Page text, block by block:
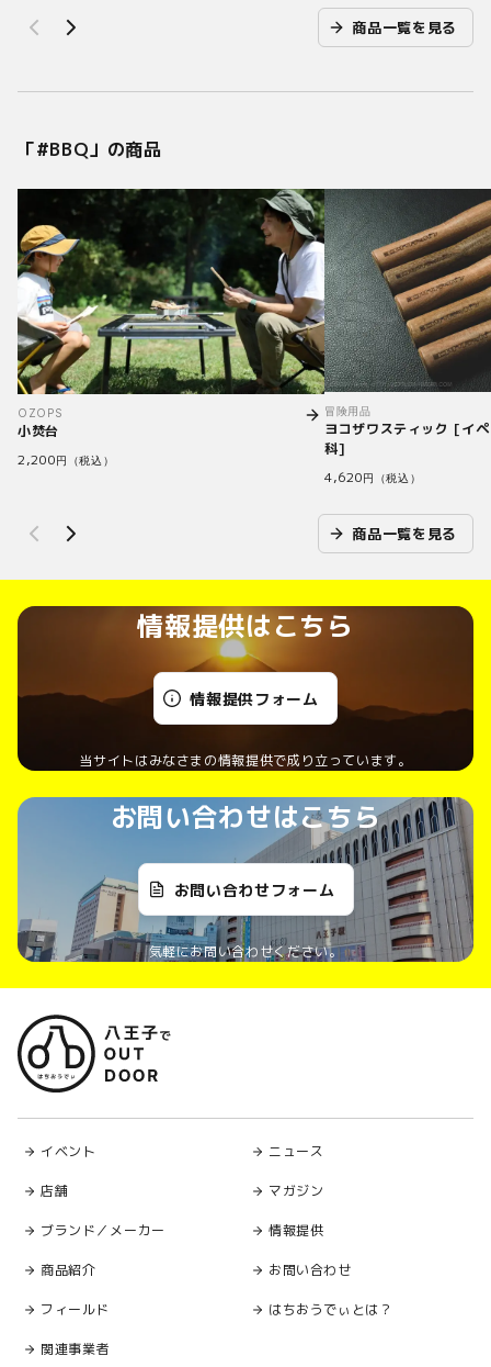
商品一覧を見る
「#BBQ」の商品
OZOPS
小焚台
2,200円（税込）
冒険用品
ヨコザワスティック [イ
科]
4,620円（税込）
商品一覧を見る
情報提供はこちら
情報提供フォーム
当サイトはみなさまの情報提供で成り立っています。
お問い合わせはこちら
お問い合わせフォーム
気軽にお問い合わせください。
イベント
店舗
ブランド／メーカー
商品紹介
フィールド
関連事業者
ニュース
マガジン
情報提供
お問い合わせ
はちおうでぃとは？